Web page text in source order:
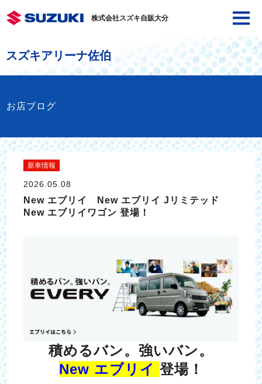
株式会社スズキ自販大分
スズキアリーナ佐伯
お店ブログ
新車情報
2026.05.08
New エブリイ New エブリイ Jリミテッド
New エブリイワゴン 登場！
積めるバン。強いバン。
New エブリイ 登場！